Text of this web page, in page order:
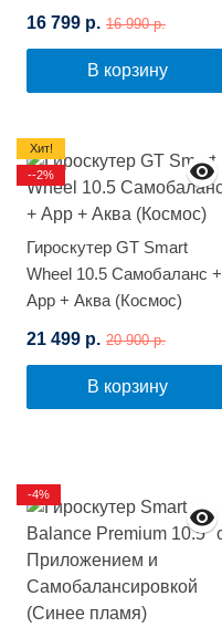
16 799 р. 16 990 р.
В корзину
Гироскутер GT Smart
Wheel 10.5 Самобаланс +
App + Аква (Космос)
21 499 р. 20 900 р.
В корзину
Хит!
--2%
-4%